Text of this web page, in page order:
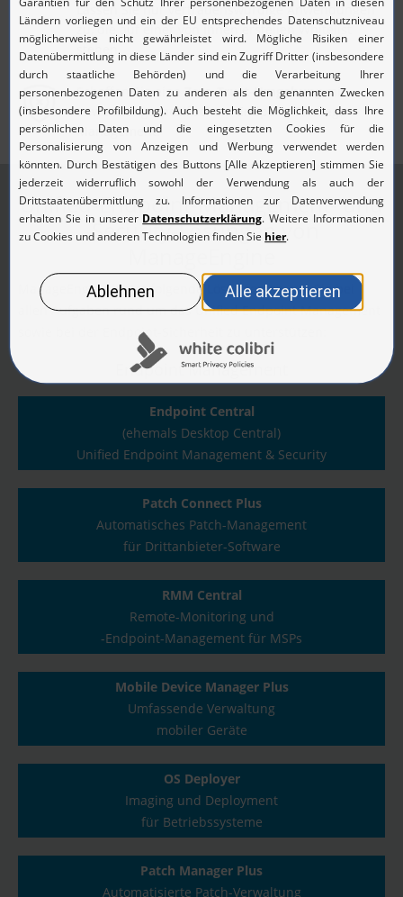
Lassen Sie nur vertrauenswürdige Anwendungen
zu, die auf einer von Ihnen erstellen Whitelist
stehen.
Schaffen Sie eine Zero-Trust-Umgebungmit
anwendungsspezifischem Endpoint Privilege
Management.
Unified-Endpoint-Management- und
-Security-Lösungen von
ManageEngine bietet folgende Lösungen an, um Sie bei
allen Aufgaben rund um das Unified Endpoint Management
sowie bei der Endpoint-Sicherheit zu unterstützen:
Endpoint Management
Endpoint Central
(ehemals Desktop Central)
Unified Endpoint Management & Security
Patch Connect Plus
Automatisches Patch-Management
für Drittanbieter-Software
RMM Central
Remote-Monitoring und
-Endpoint-Management für MSPs
Mobile Device Manager Plus
Umfassende Verwaltung
mobiler Geräte
OS Deployer
Imaging und Deployment
für Betriebssysteme
Patch Manager Plus
Automatisierte Patch-Verwaltung